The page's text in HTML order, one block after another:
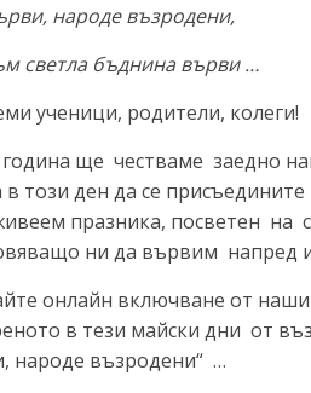
народе възродени,
бъднина върви …
ученици, родители, колеги!
ще честваме заедно
в този ден да се
празника, посветен на
ни да вървим напред
онлайн включване от
в тези майски дни от
народе възродени“ …